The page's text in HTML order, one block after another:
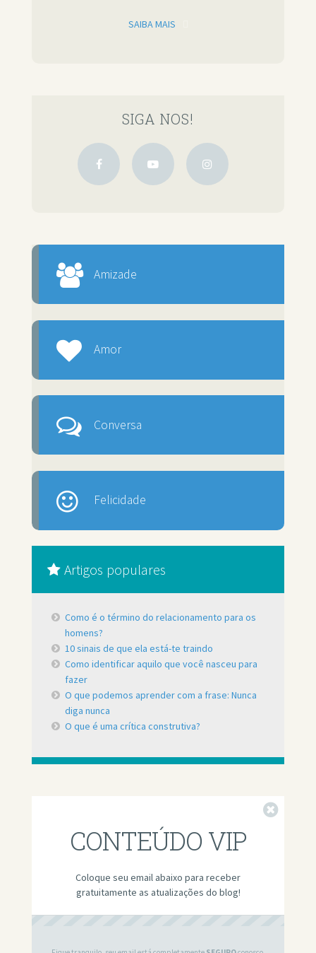
SAIBA MAIS
SIGA NOS!
Amizade
Amor
Conversa
Felicidade
Artigos populares
Como é o término do relacionamento para os
homens?
10 sinais de que ela está-te traindo
Como identificar aquilo que você nasceu para
fazer
O que podemos aprender com a frase: Nunca
diga nunca
O que é uma crítica construtiva?
CONTEÚDO VIP
Coloque seu email abaixo para receber
gratuitamente as atualizações do blog!